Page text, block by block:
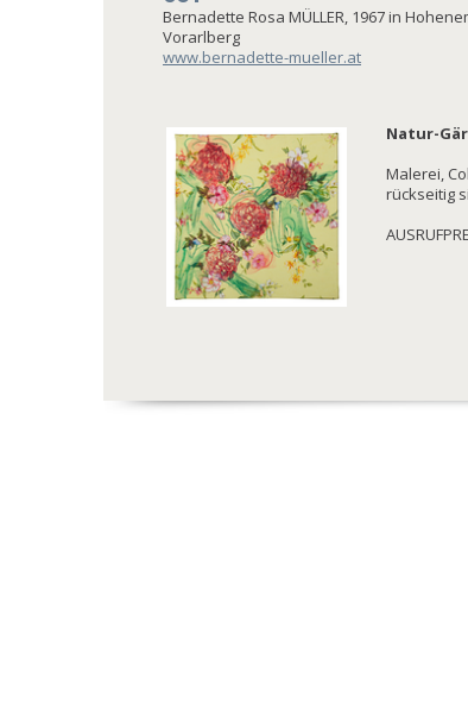
Bernadette Rosa MÜLLER, 1967 in
Vorarlberg
www.bernadette-mueller.at
Natur-
Malerei,
rückseitig